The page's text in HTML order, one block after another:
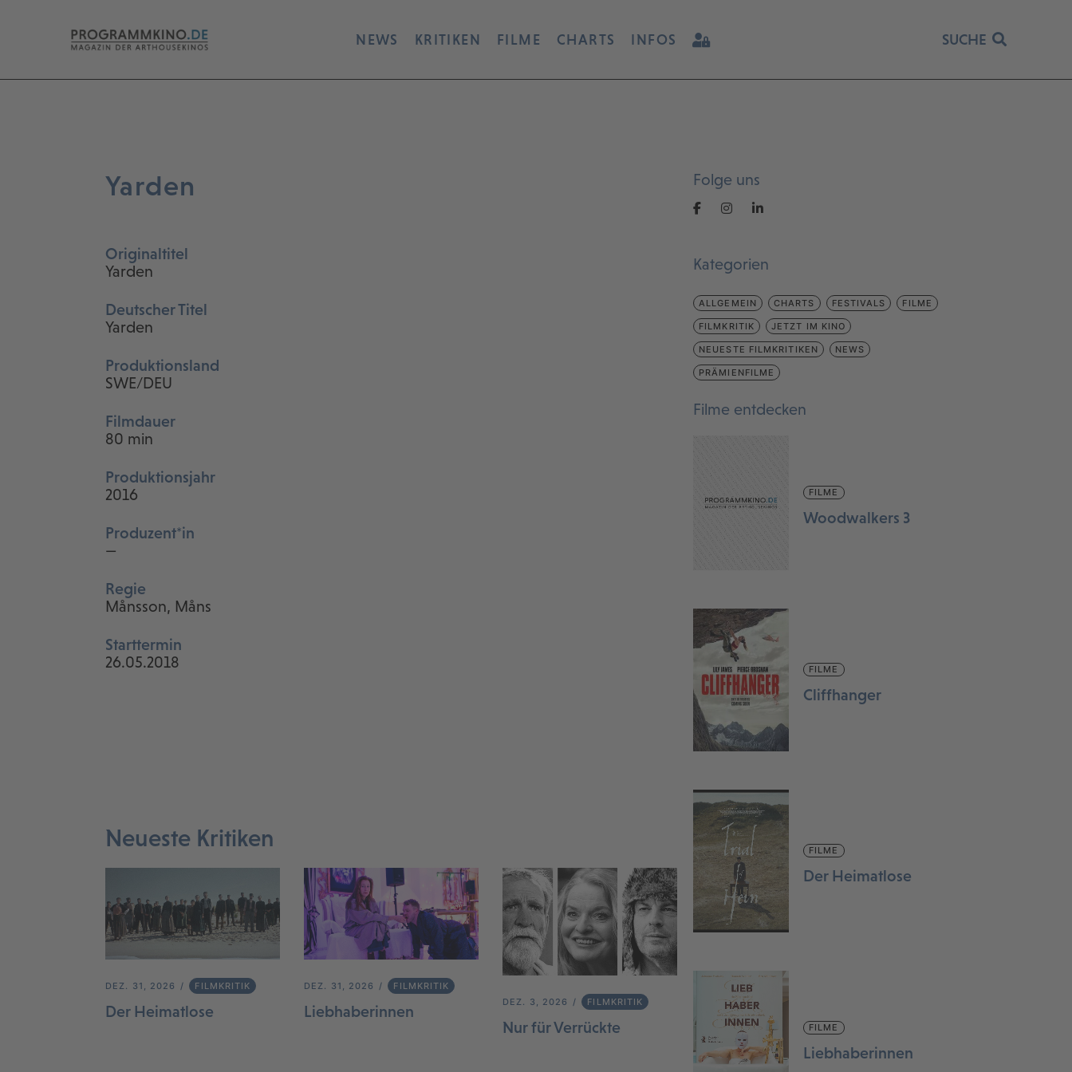
NEWS KRITIKEN FILME CHARTS INFOS SUCHE
Yarden
Originaltitel
Yarden
Deutscher Titel
Yarden
Produktionsland
SWE/DEU
Filmdauer
80 min
Produktionsjahr
2016
Produzent*in
—
Regie
Månsson, Måns
Starttermin
26.05.2018
Neueste Kritiken
DEZ. 31, 2026 FILMKRITIK
Der Heimatlose
DEZ. 31, 2026 FILMKRITIK
Liebhaberinnen
DEZ. 3, 2026 FILMKRITIK
Nur für Verrückte
Folge uns
Kategorien
ALLGEMEIN CHARTS FESTIVALS FILME
FILMKRITIK JETZT IM KINO
NEUESTE FILMKRITIKEN NEWS
PRÄMIENFILME
Filme entdecken
FILME
Woodwalkers 3
FILME
Cliffhanger
FILME
Der Heimatlose
FILME
Liebhaberinnen